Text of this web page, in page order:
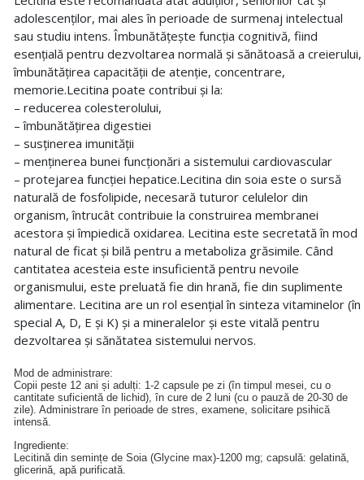
adolescenților, mai ales în perioade de surmenaj intelectual
sau studiu intens. Îmbunătățește funcția cognitivă, fiind
esențială pentru dezvoltarea normală și sănătoasă a creierului,
îmbunătățirea capacității de atenție, concentrare,
memorie.Lecitina poate contribui și la:
– reducerea colesterolului,
– îmbunătățirea digestiei
– susținerea imunității
– menținerea bunei funcționări a sistemului cardiovascular
– protejarea funcției hepatice.Lecitina din soia este o sursă
naturală de fosfolipide, necesară tuturor celulelor din
organism, întrucât contribuie la construirea membranei
acestora și împiedică oxidarea. Lecitina este secretată în mod
natural de ficat și bilă pentru a metaboliza grăsimile. Când
cantitatea acesteia este insuficientă pentru nevoile
organismului, este preluată fie din hrană, fie din suplimente
alimentare. Lecitina are un rol esențial în sinteza vitaminelor (în
special A, D, E și K) și a mineralelor și este vitală pentru
dezvoltarea și sănătatea sistemului nervos.
Mod de administrare:
Copii peste 12 ani și adulți: 1-2 capsule pe zi (în timpul mesei, cu o
cantitate suficientă de lichid), în cure de 2 luni (cu o pauză de 20-30 de
zile). Administrare în perioade de stres, examene, solicitare psihică
intensă.
Ingrediente:
Lecitină din semințe de Soia (Glycine max)-1200 mg; capsulă: gelatină,
glicerină, apă purificată.